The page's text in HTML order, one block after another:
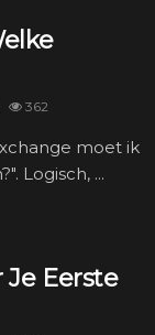
362
moet ik
Logisch, ...
Je Eerste